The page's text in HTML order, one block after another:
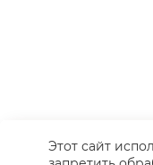
Этот сайт